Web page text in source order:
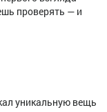
проверять — и
уникальную вещь